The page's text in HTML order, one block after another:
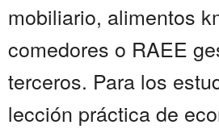
mobiliario, alimentos
comedores o RAEE
terceros. Para los
lección práctica de